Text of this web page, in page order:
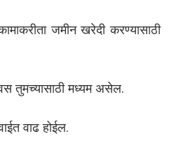
जमीन खरेदी करण्यासाठी
तुमच्यासाठी मध्यम असेल.
वाढ होईल.